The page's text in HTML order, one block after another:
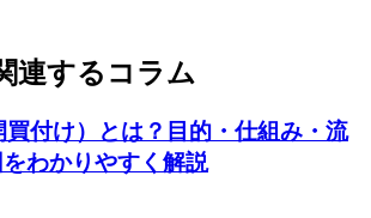
連するコラム
付け）とは？目的・仕組み・流
わかりやすく解説